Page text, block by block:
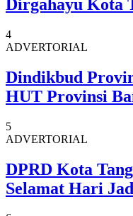
Dirgahayu Kota
4
ADVERTORIAL
Dindikbud
HUT Provinsi
5
ADVERTORIAL
DPRD Kota
Selamat Hari